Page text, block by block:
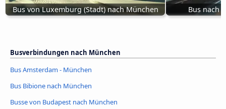
Bus von Luxemburg (Stadt) nach München Bus nach
Busverbindungen nach München
Bus Amsterdam - München
Bus Bibione nach München
Busse von Budapest nach München